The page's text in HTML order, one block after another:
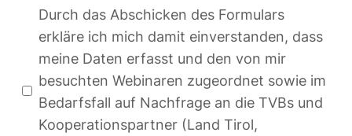
Durch das Abschicken des Formulars
erkläre ich mich damit einverstanden, dass
meine Daten erfasst und den von mir
besuchten Webinaren zugeordnet sowie im
Bedarfsfall auf Nachfrage an die TVBs und
Kooperationspartner (Land Tirol,